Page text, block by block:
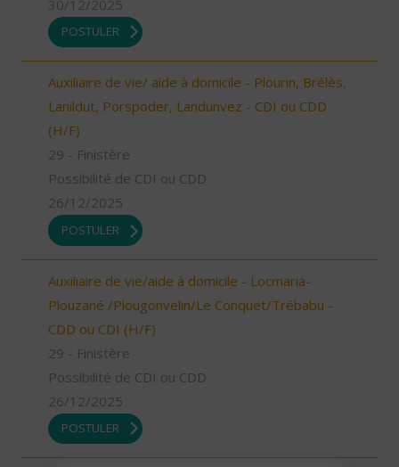
30/12/2025
POSTULER
Auxiliaire de vie/ aide à domicile - Plourin, Brélès,
Lanildut, Porspoder, Landunvez - CDI ou CDD
(H/F)
29 - Finistère
Possibilité de CDI ou CDD
26/12/2025
POSTULER
Auxiliaire de vie/aide à domicile - Locmaria-
Plouzané /Plougonvelin/Le Conquet/Trébabu -
CDD ou CDI (H/F)
29 - Finistère
Possibilité de CDI ou CDD
26/12/2025
POSTULER